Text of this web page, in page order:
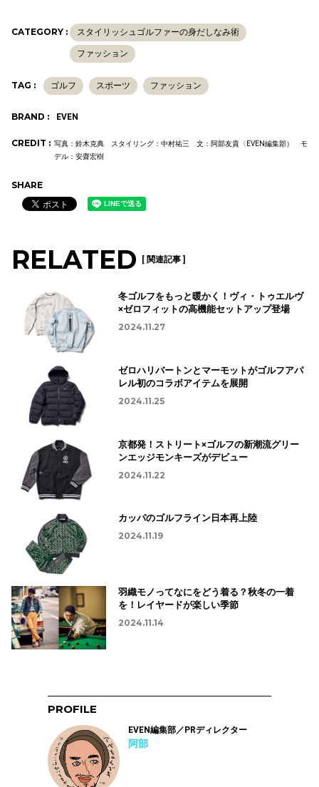
CATEGORY : スタイリッシュゴルファーの身だしなみ術
ファッション
TAG : ゴルフ スポーツ ファッション
BRAND : EVEN
CREDIT : 写真：鈴木克典 スタイリング：中村祐三 文：阿部友貴〈EVEN編集部） モ
デル：安齋宏樹
SHARE
RELATED [ 関連記事 ]
冬ゴルフをもっと暖かく！ヴィ・トゥエルヴ
×ゼロフィットの高機能セットアップ登場
2024.11.27
ゼロハリバートンとマーモットがゴルフアパ
レル初のコラボアイテムを展開
2024.11.25
京都発！ストリート×ゴルフの新潮流グリー
ンエッジモンキーズがデビュー
2024.11.22
カッパのゴルフライン日本再上陸
2024.11.19
羽織モノってなにをどう着る？秋冬の一着
を！レイヤードが楽しい季節
2024.11.14
PROFILE
EVEN編集部／PRディレクター
阿部